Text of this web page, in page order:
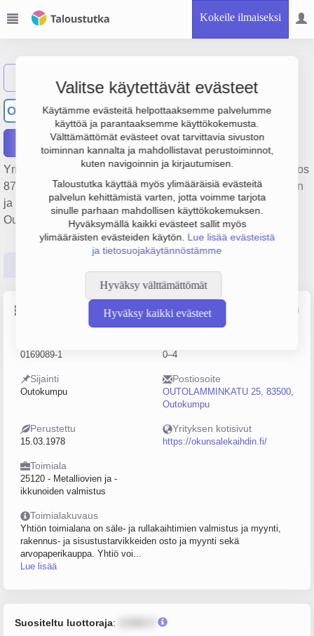
Kokeile ilmaiseksi
Valitse käytettävät evästeet
Käytämme evästeitä helpottaaksemme palvelumme
käyttöä ja parantaaksemme käyttökokemusta.
Välttämättömät evästeet ovat tarvittavia sivuston
toiminnan kannalta ja mahdollistavat perustoiminnot,
kuten navigoinnin ja kirjautumisen.
Taloustutka käyttää myös ylimääräisiä evästeitä
palvelun kehittämistä varten, jotta voimme tarjota
sinulle parhaan mahdollisen käyttökokemuksen.
Hyväksymällä kaikki evästeet sallit myös
ylimääräisten evästeiden käytön. Lue lisää evästeistä
ja tietosuojakäytännöstämme
Hyväksy välttämättömät
Hyväksy kaikki evästeet
OS Okun Sälekaihdin Oy
Raportit
Yrityksen Okun Sälekaihdin Oy liikevaihto on 283 000 €, tulos
870 € ja henkilöstömäärä 4. Sen päätoimiala on Metalliovien
ja -ikkunoiden valmistus, perustamisvuosi 1978 ja sijainti
Outokumpu. Yrityksen yhtiömuoto Osakeyhtiö (OY).
Lähde: YTJ, PRH, Traficom
0169089-1 0–4
Sijainti
Outokumpu
Postiosoite
OUTOLAMMINKATU 25, 83500,
Outokumpu
Perustettu
15.03.1978
Yrityksen kotisivut
https://okunsalekaihdin.fi/
Toimiala
25120 - Metalliovien ja -
ikkunoiden valmistus
Toimialakuvaus
Yhtiön toimialana on säle- ja rullakaihtimien valmistus ja myynti,
rakennus- ja sisustustarvikkeiden osto ja myynti sekä
arvopaperikauppa. Yhtiö voi...
Lue lisää
Suositeltu luottoraja: